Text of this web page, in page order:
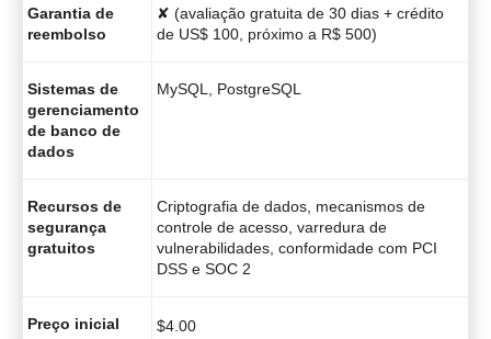
Garantia de
reembolso
✘ (avaliação gratuita de 30 dias + crédito
de US$ 100, próximo a R$ 500)
Sistemas de
gerenciamento
de banco de
dados
MySQL, PostgreSQL
Recursos de
segurança
gratuitos
Criptografia de dados, mecanismos de
controle de acesso, varredura de
vulnerabilidades, conformidade com PCI
DSS e SOC 2
Preço inicial $4.00